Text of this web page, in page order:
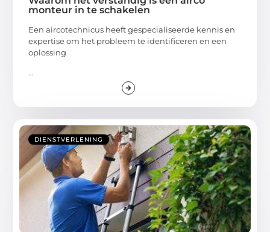
monteur in te schakelen
Een aircotechnicus heeft gespecialiseerde kennis en
expertise om het probleem te identificeren en een
oplossing
...
DIENSTVERLENING